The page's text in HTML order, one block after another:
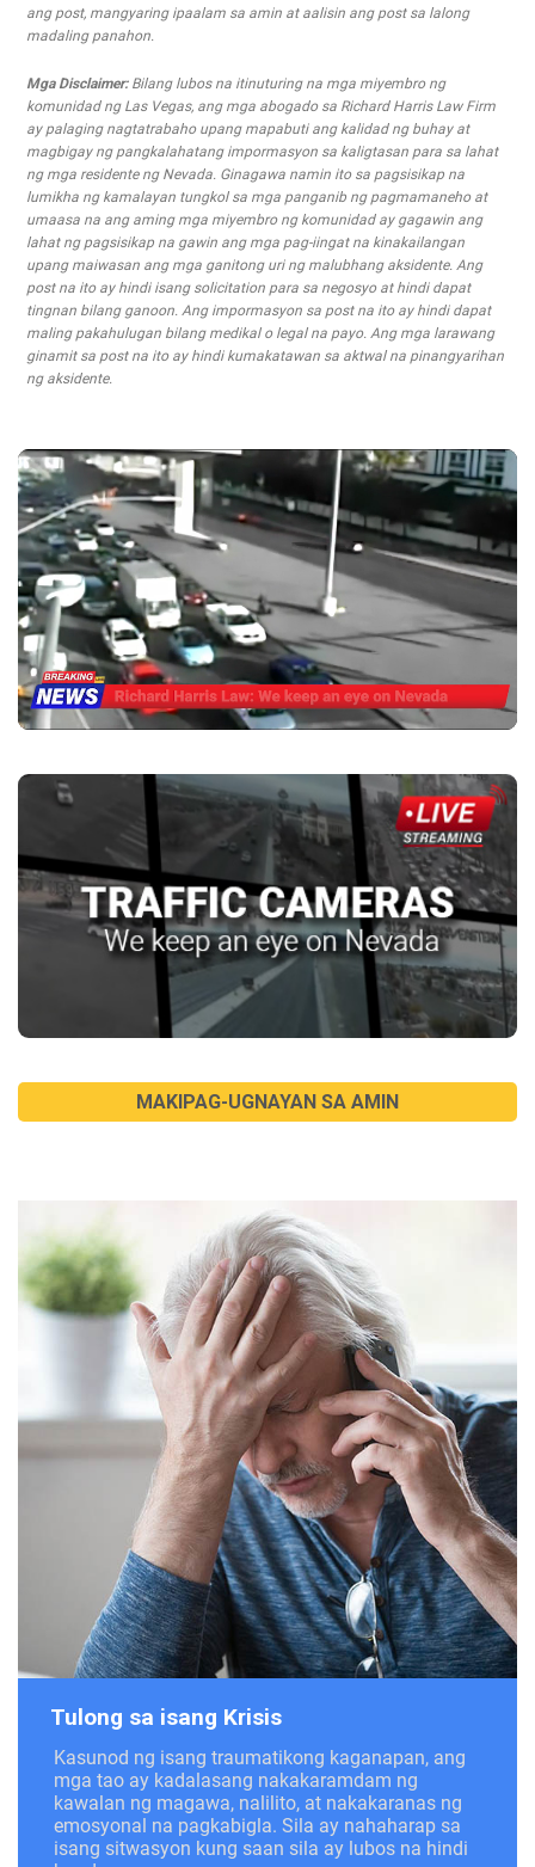
ang post, mangyaring ipaalam sa amin at aalisin ang post sa lalong
madaling panahon.
Mga Disclaimer:Bilang lubos na itinuturing na mga miyembro ng
komunidad ng Las Vegas, ang mga abogado sa Richard Harris Law Firm
ay palaging nagtatrabaho upang mapabuti ang kalidad ng buhay at
magbigay ng pangkalahatang impormasyon sa kaligtasan para sa lahat
ng mga residente ng Nevada. Ginagawa namin ito sa pagsisikap na
lumikha ng kamalayan tungkol sa mga panganib ng pagmamaneho at
umaasa na ang aming mga miyembro ng komunidad ay gagawin ang
lahat ng pagsisikap na gawin ang mga pag-iingat na kinakailangan
upang maiwasan ang mga ganitong uri ng malubhang aksidente. Ang
post na ito ay hindi isang solicitation para sa negosyo at hindi dapat
tingnan bilang ganoon. Ang impormasyon sa post na ito ay hindi dapat
maling pakahulugan bilang medikal o legal na payo. Ang mga larawang
ginamit sa post na ito ay hindi kumakatawan sa aktwal na pinangyarihan
ng aksidente.
MAKIPAG-UGNAYAN SA AMIN
Tulong sa isang Krisis
Kasunod ng isang traumatikong kaganapan, ang
mga tao ay kadalasang nakakaramdam ng
kawalan ng magawa, nalilito, at nakakaranas ng
emosyonal na pagkabigla. Sila ay nahaharap sa
isang sitwasyon kung saan sila ay lubos na hindi